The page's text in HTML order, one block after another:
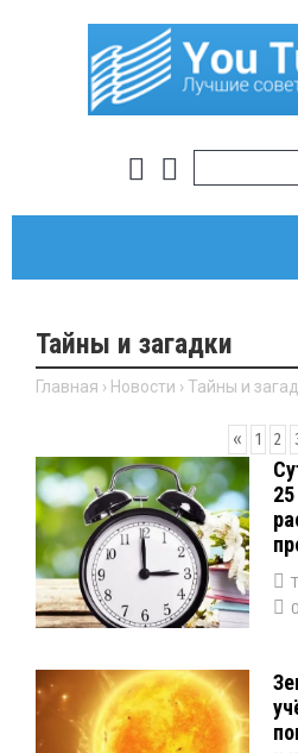
Тайны и загадки
Главная › Новости › Тайны и
« 1 2